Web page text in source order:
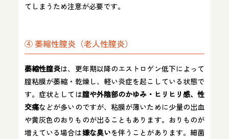
てしまうため注意が必要です。
④ 萎縮性膣炎（老人性膣炎）
萎縮性膣炎は、更年期以降のエストロゲン低下によって
膣粘膜が萎縮・乾燥し、軽い炎症を起こしている状態で
す。症状としては膣や外陰部のかゆみ・ヒリヒリ感、性
交痛などが多いのですが、粘膜が薄いために少量の出血
や黄灰色のおりものが出ることもあります​。おりものが
増えている場合は嫌な臭いを伴うことがあります​。細菌